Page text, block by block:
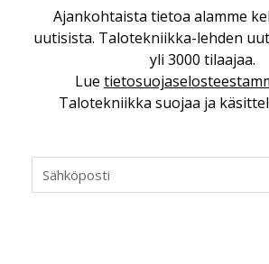
Miten varmistetaan EPD-
saatavien tietojen
Vesi- ja
jämähtänyt ajassa
KATSO KAIKKI
Ajankohtaista tietoa alamme
uutisista. Talotekniikka-lehden
yli 3000 tilaajaa.
Lue
Talotekniikka suojaa ja